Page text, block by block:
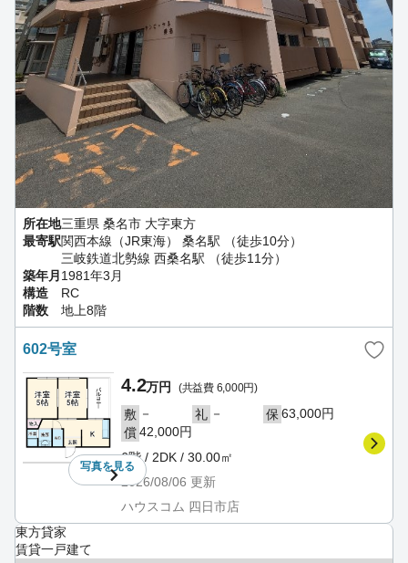
所在地三重県 桑名市 大字東方
最寄駅関西本線（JR東海） 桑名駅 （徒歩10分）
三岐鉄道北勢線 西桑名駅 （徒歩11分）
築年月1981年3月
構造
RC
階数
地上8階
602号室
写真を見る
4.2万円 (共益費 6,000円)
敷 － 礼 － 保 63,000円
償42,000円
6階 / 2DK / 30.00㎡
2026/08/06 更新
ハウスコム 四日市店
東方貸家
賃貸一戸建て